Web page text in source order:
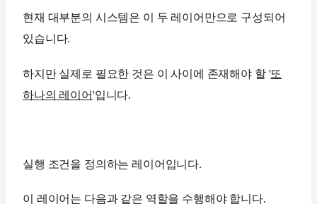
현재 대부분의 시스템은 이 두 레이어만으로 구성되어
있습니다.
하지만 실제로 필요한 것은 이 사이에 존재해야 할 '또
하나의 레이어'입니다.
실행 조건을 정의하는 레이어입니다.
이 레이어는 다음과 같은 역할을 수행해야 합니다.